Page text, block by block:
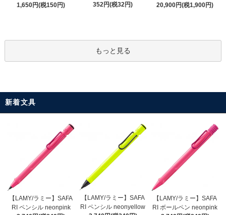
1,650円(税150円)
352円(税32円)
20,900円(税1,900円)
もっと見る
新着文具
【LAMY/ラミー】SAFA
RI ペンシル neonpink
【LAMY/ラミー】SAFA
RI ペンシル neonyellow
【LAMY/ラミー】SAFA
RI ボールペン neonpink